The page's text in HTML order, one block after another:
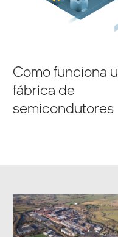
Como funciona
fábrica de
semicondutores